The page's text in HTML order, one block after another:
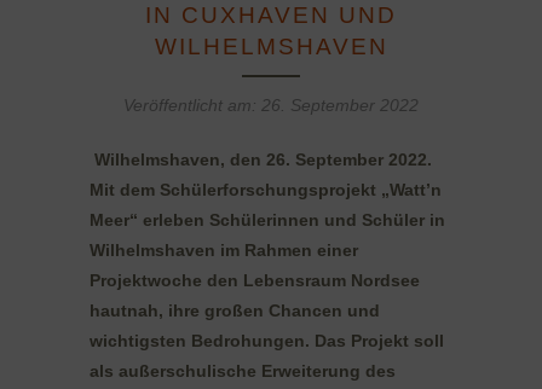
IN CUXHAVEN UND
WILHELMSHAVEN
Veröffentlicht am: 26. September 2022
Wilhelmshaven, den 26. September 2022.
Mit dem Schülerforschungsprojekt „Watt’n
Meer“ erleben Schülerinnen und Schüler in
Wilhelmshaven im Rahmen einer
Projektwoche den Lebensraum Nordsee
hautnah, ihre großen Chancen und
wichtigsten Bedrohungen. Das Projekt soll
als außerschulische Erweiterung des